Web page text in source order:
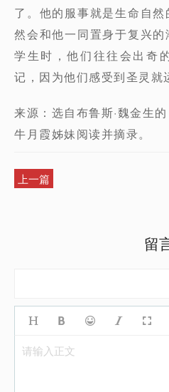
了。他的服事就是生命自
然会和他一同置身于复兴
学生时，他们往往会出奇
记，因为他们感受到圣灵
来源：选自布鲁斯·魏金生
牛月霞姊妹阅读并摘录。
上一篇
留
请输入正文